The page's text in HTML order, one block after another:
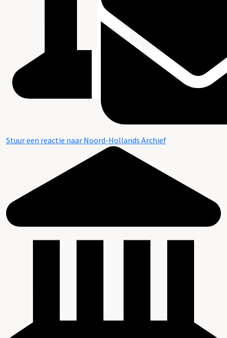
Stuur een reactie naar Noord-Hollands Archief